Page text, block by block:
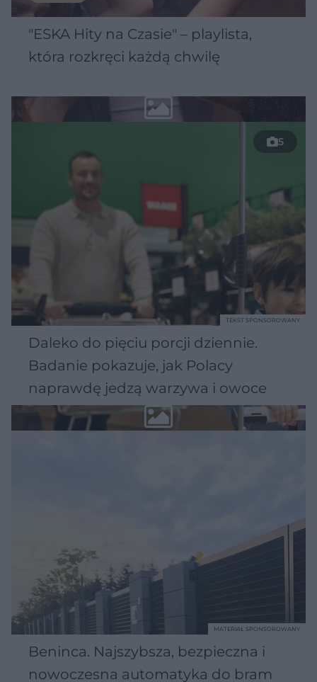
"ESKA Hity na Czasie" – playlista,
która rozkręci każdą chwilę
5
Daleko do pięciu porcji dziennie.
Badanie pokazuje, jak Polacy
naprawdę jedzą warzywa i owoce
TEKST SPONSOROWANY
Beninca. Najszybsza, bezpieczna i
nowoczesna automatyka do bram
MATERIAŁ SPONSOROWANY